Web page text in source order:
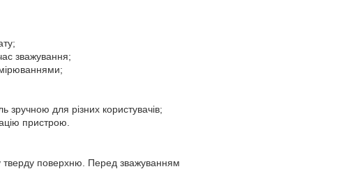
зважування;
для різних користувачів;
пристрою.
тверду поверхню. Перед зважуванням